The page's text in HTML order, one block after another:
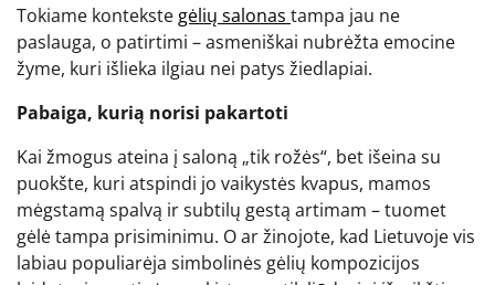
Tokiame kontekste gėlių salonas tampa jau ne
paslauga, o patirtimi – asmeniškai nubrėžta emocine
žyme, kuri išlieka ilgiau nei patys žiedlapiai.
Pabaiga, kurią norisi pakartoti
Kai žmogus ateina į saloną „tik rožės“, bet išeina su
puokšte, kuri atspindi jo vaikystės kvapus, mamos
mėgstamą spalvą ir subtilų gestą artimam – tuomet
gėlė tampa prisiminimu. O ar žinojote, kad Lietuvoje vis
labiau populiarėja simbolinės gėlių kompozicijos